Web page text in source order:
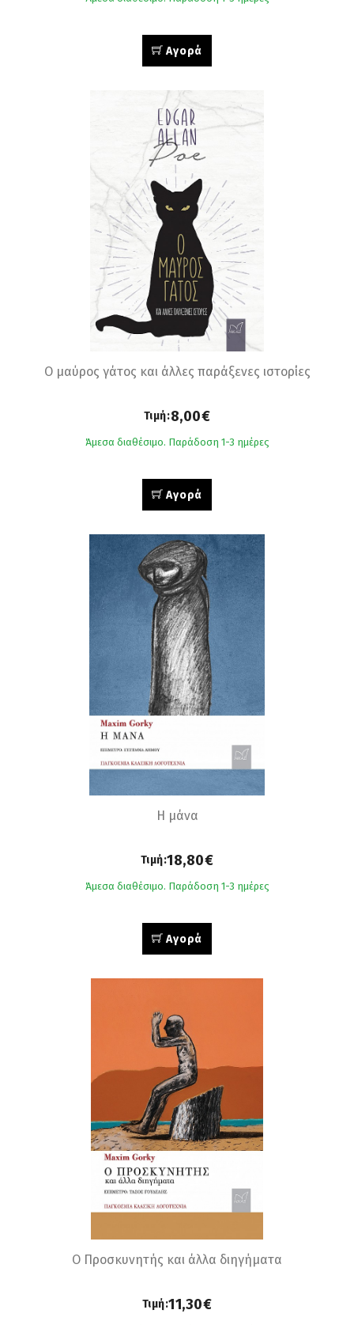
Αγορά
Ο μαύρος γάτος και άλλες παράξενες ιστορίες
Τιμή:8,00€
Άμεσα διαθέσιμο. Παράδοση 1-3 ημέρες
Αγορά
Η μάνα
Τιμή:18,80€
Άμεσα διαθέσιμο. Παράδοση 1-3 ημέρες
Αγορά
Ο Προσκυνητής και άλλα διηγήματα
Τιμή:11,30€